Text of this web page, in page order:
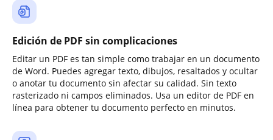
Edición de PDF sin complicaciones
Editar un PDF es tan simple como trabajar en un documento
de Word. Puedes agregar texto, dibujos, resaltados y ocultar
o anotar tu documento sin afectar su calidad. Sin texto
rasterizado ni campos eliminados. Usa un editor de PDF en
línea para obtener tu documento perfecto en minutos.